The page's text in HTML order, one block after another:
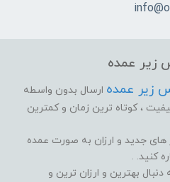
زیر عمده
زیر عمده ارسال بدون واسطه
، کوتاه ترین زمان و کمترین
های جدید و ارزان به صورت عمده
کنید. .
بهترین و ارزان ترین و